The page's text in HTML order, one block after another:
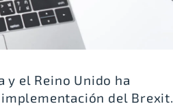
el Reino Unido ha
del Brexit.